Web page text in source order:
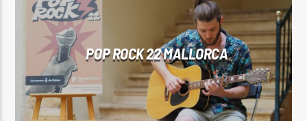
Sputnik radio | 105.4
POP ROCK 22 MALLORCA